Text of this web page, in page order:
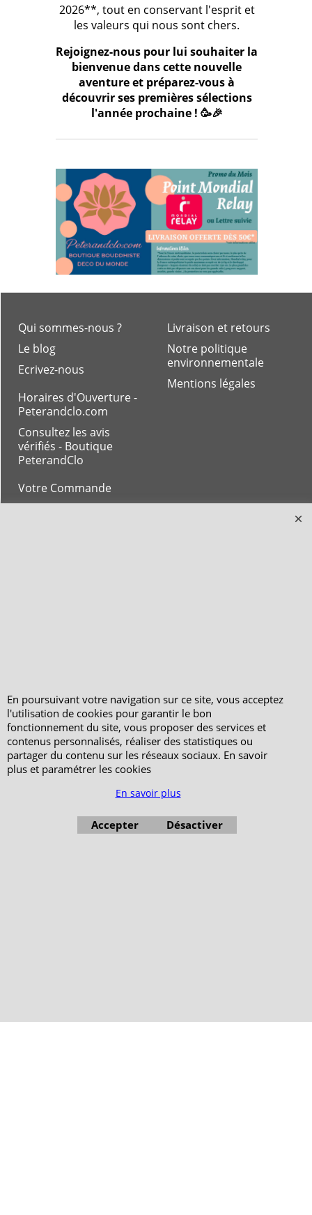
2026**, tout en conservant l'esprit et
les valeurs qui nous sont chers.
Rejoignez-nous pour lui souhaiter la
bienvenue dans cette nouvelle
aventure et préparez-vous à
découvrir ses premières sélections
l'année prochaine ! 🥳🎉
Livraison et retours
Notre politique
environnementale
Mentions légales
Qui sommes-nous ?
Le blog
Ecrivez-nous
Horaires d'Ouverture -
Peterandclo.com
Consultez les avis
vérifiés - Boutique
PeterandClo
Votre Commande
En poursuivant votre navigation sur ce site, vous acceptez
l'utilisation de cookies pour garantir le bon
fonctionnement du site, vous proposer des services et
contenus personnalisés, réaliser des statistiques ou
partager du contenu sur les réseaux sociaux. En savoir
plus et paramétrer les cookies
En savoir plus
Accepter Désactiver